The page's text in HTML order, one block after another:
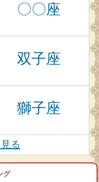
〇〇座
双子座
獅子座
る
グ